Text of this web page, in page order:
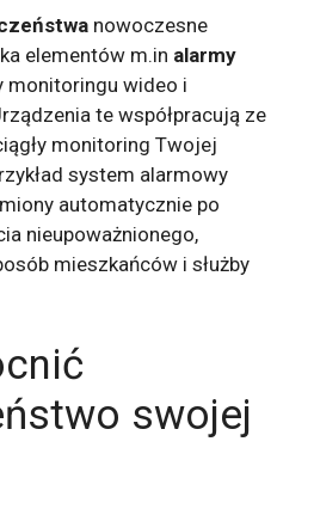
nowoczesne
elementów m.in alarmy
monitoringu wideo i
te współpracują ze
monitoring Twojej
system alarmowy
automatycznie po
nieupoważnionego,
mieszkańców i służby
swojej